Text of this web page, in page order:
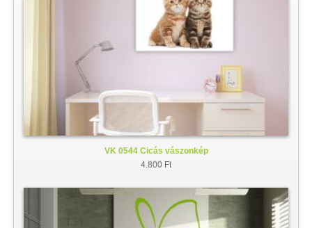
VK 0544 Cicás vászonkép
4.800 Ft